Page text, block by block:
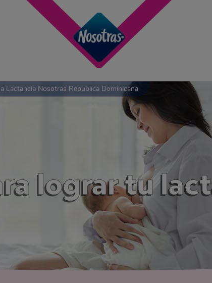
lograr tu
Lactancia Nosotras Republica Dominicana